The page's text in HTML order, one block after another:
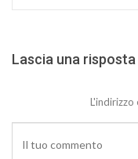
Lascia una risposta